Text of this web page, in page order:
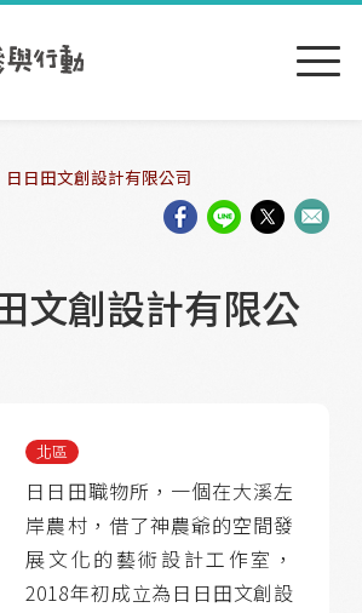
日日田文創設計有限公司
文創設計有限公
北區
日日田職物所，一個在大溪左
岸農村，借了神農爺的空間發
展文化的藝術設計工作室，
2018年初成立為日日田文創設